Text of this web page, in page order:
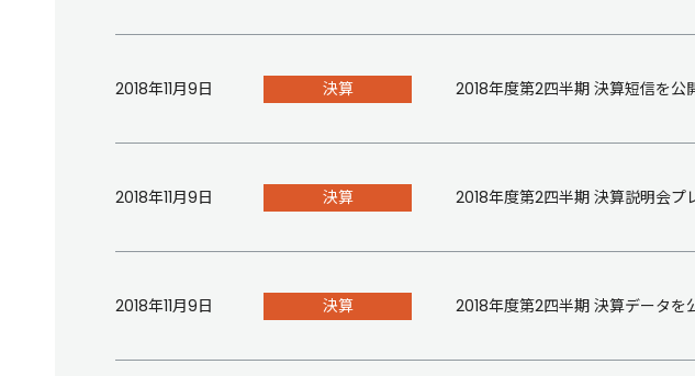
2018年11月9日 決算 2018年度第2四半期 決算短信を公
2018年11月9日 決算 2018年度第2四半期 決算説明会プ
2018年11月9日 決算 2018年度第2四半期 決算データを